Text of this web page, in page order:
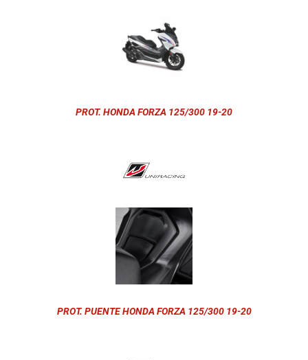
PROT. HONDA FORZA 125/300 19-20
PROT. PUENTE HONDA FORZA 125/300 19-20